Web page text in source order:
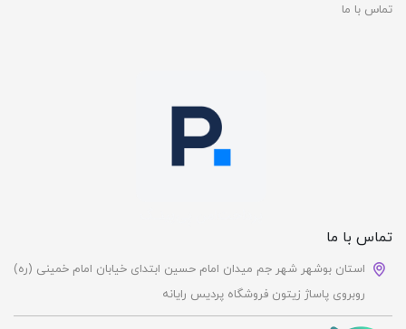
تماس با ما
تماس با ما
استان بوشهر شهر جم میدان امام حسین ابتدای خیابان امام خمینی (ره)
روبروی پاساژ زیتون فروشگاه پردیس رایانه